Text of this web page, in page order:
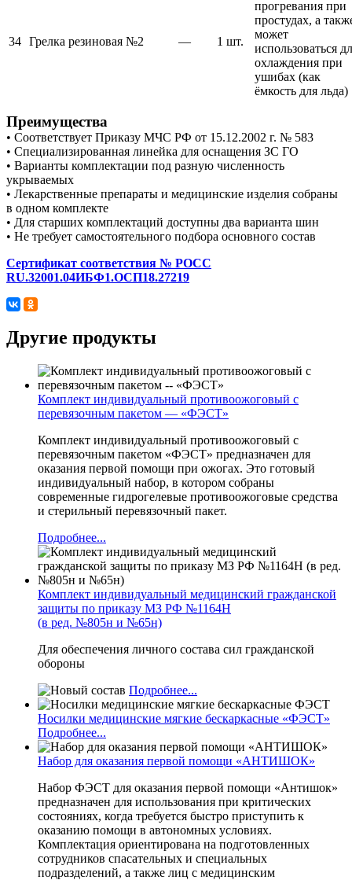
34 Грелка резиновая №2 — 1 шт.
прогревания при
простудах, а
может
использоваться
охлаждения при
ушибах (как
ёмкость для льда)
Преимущества
• Соответствует Приказу МЧС РФ от 15.12.2002 г. № 583
• Специализированная линейка для оснащения ЗС ГО
• Варианты комплектации под разную численность
укрываемых
• Лекарственные препараты и медицинские изделия собраны
в одном комплекте
• Для старших комплектаций доступны два варианта шин
• Не требует самостоятельного подбора основного состав
Сертификат соответствия № РОСС
RU.32001.04ИБФ1.ОСП18.27219
Другие продукты
Комплект индивидуальный противоожоговый с
перевязочным пакетом — «ФЭСТ»
Комплект индивидуальный противоожоговый с
перевязочным пакетом «ФЭСТ» предназначен для
оказания первой помощи при ожогах. Это готовый
индивидуальный набор, в котором собраны
современные гидрогелевые противоожоговые средства
и стерильный перевязочный пакет.
Подробнее...
Комплект индивидуальный медицинский гражданской
защиты по приказу МЗ РФ №1164Н
(в ред. №805н и №65н)
Для обеспечения личного состава сил гражданской
обороны
Подробнее...
Носилки медицинские мягкие бескаркасные «ФЭСТ»
Подробнее...
Набор для оказания первой помощи «АНТИШОК»
Набор ФЭСТ для оказания первой помощи «Антишок»
предназначен для использования при критических
состояниях, когда требуется быстро приступить к
оказанию помощи в автономных условиях.
Комплектация ориентирована на подготовленных
сотрудников спасательных и специальных
подразделений, а также лиц с медицинским